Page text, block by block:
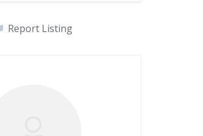
Report Listing